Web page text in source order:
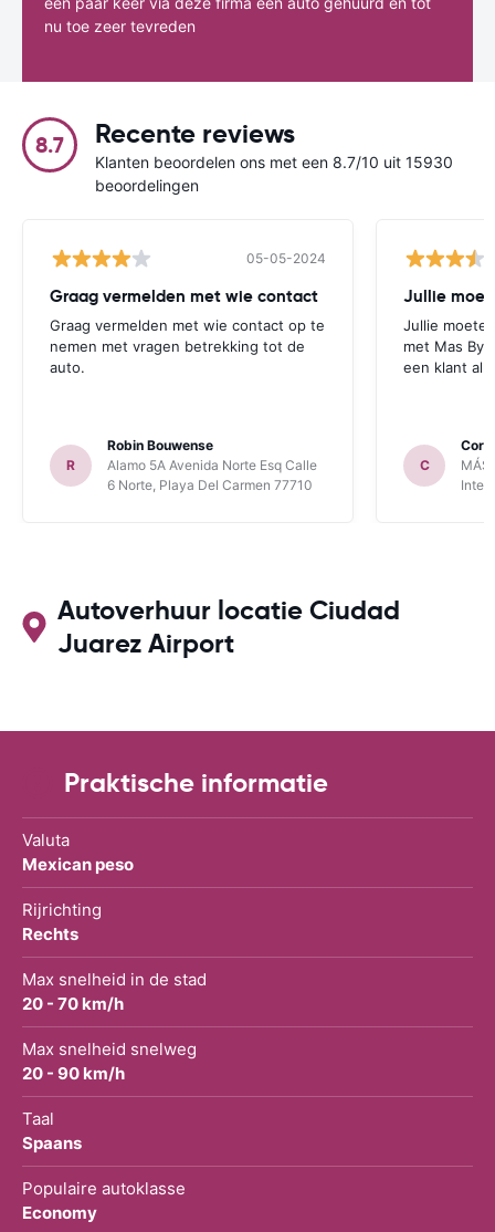
nu toe zeer tevreden
8.7 Recente reviews
Klanten beoordelen ons met een 8.7/10 uit 15930
beoordelingen
05-05-2024
Graag vermelden met wie contact
Graag vermelden met wie contact op te
nemen met vragen betrekking tot de
auto.
R
Robin Bouwense
Alamo 5A Avenida Norte Esq Calle
6 Norte, Playa Del Carmen 77710
Jullie
met Mas By
een klant
C
MÁS
Autoverhuur locatie Ciudad
Juarez Airport
Praktische informatie
Valuta
Mexican peso
Rijrichting
Rechts
Max snelheid in de stad
20 - 70 km/h
Max snelheid snelweg
20 - 90 km/h
Taal
Spaans
Populaire autoklasse
Economy